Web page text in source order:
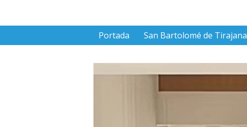
Portada San Bartolomé de Tirajana